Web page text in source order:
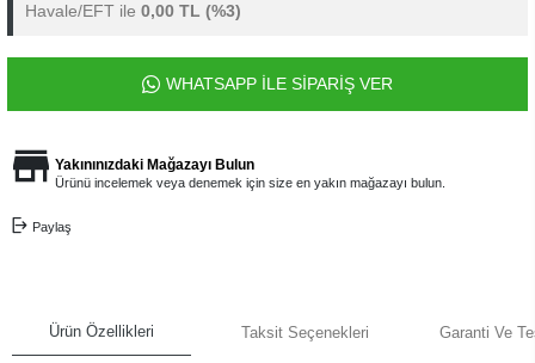
Havale/EFT ile 0,00 TL (%3)
WHATSAPP İLE SİPARİŞ VER
Yakınınızdaki Mağazayı Bulun
Ürünü incelemek veya denemek için size en yakın mağazayı bulun.
Paylaş
Ürün Özellikleri Taksit Seçenekleri Garanti Ve